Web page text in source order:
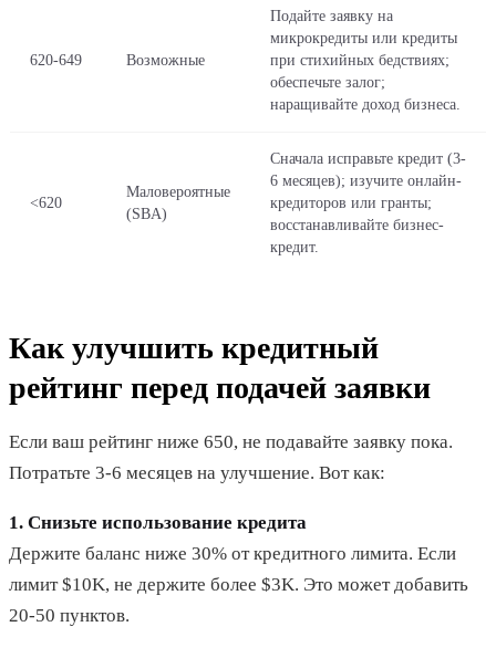
620-649 Возможные
Подайте заявку на
микрокредиты или кредиты
при стихийных бедствиях;
обеспечьте залог;
наращивайте доход бизнеса.
<620
Маловероятные
(SBA)
Сначала исправьте кредит (3-
6 месяцев); изучите онлайн-
кредиторов или гранты;
восстанавливайте бизнес-
кредит.
Как улучшить кредитный
рейтинг перед подачей заявки
Если ваш рейтинг ниже 650, не подавайте заявку пока.
Потратьте 3-6 месяцев на улучшение. Вот как:
1. Снизьте использование кредита
Держите баланс ниже 30% от кредитного лимита. Если
лимит $10K, не держите более $3K. Это может добавить
20-50 пунктов.